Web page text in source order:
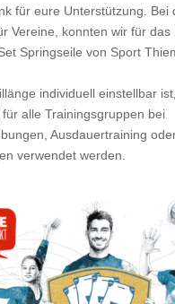
für eure Unterstützung. Bei
Vereine, konnten wir für das
Springseile von Sport
individuell einstellbar
für alle Trainingsgruppen bei
Ausdauertraining
verwendet werden.